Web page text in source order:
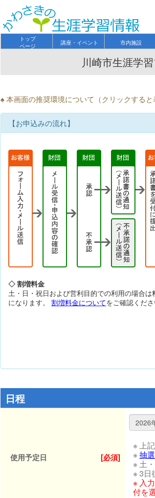
トップ
ページ
講座・イベント 市内施設
川崎市生涯学
♠ 本画面の推奨環境について（クリックすると
【お申込みの流れ】
◇ 割増料金
土・日・祝日および営利目的での利用の場合は
になります。 割増料金についてをご確認くださ
日程
使用予定日 [必須]
※ 上
※抽
※ 土
※ 3日
※ 入
付を